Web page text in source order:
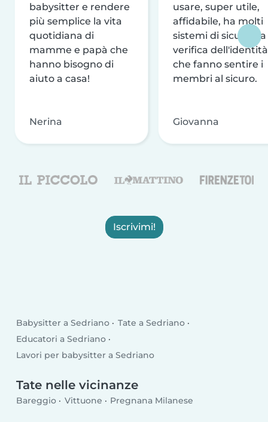
babysitter e rendere
più semplice la vita
quotidiana di
mamme e papà che
hanno bisogno di
aiuto a casa!
Nerina
usare, super utile,
affidabile, ha molti
sistemi di sicurezza
verifica dell'identità
che fanno sentire i
membri al sicuro.
Giovanna
Iscrivimi!
Babysitter a Sedriano
Tate a Sedriano
Educatori a Sedriano
Lavori per babysitter a Sedriano
Tate nelle vicinanze
Bareggio Vittuone Pregnana Milanese